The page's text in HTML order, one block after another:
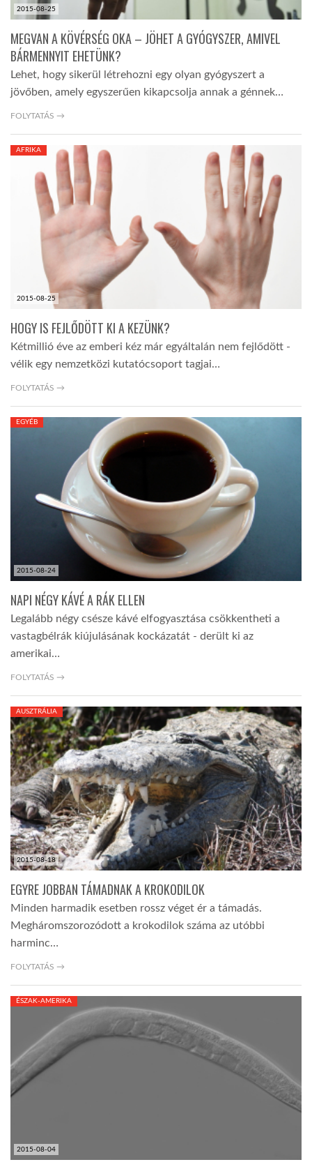
A NAP SZÉPE
LINKTR.EE
DOBRAVERO.HU
LATIMO.HU
GLOBOBOOK
2015-08-25
MEGVAN A KÖVÉRSÉG OKA – JÖHET A GYÓGYSZER, AMIVEL
BÁRMENNYIT EHETÜNK?
Lehet, hogy sikerül létrehozni egy olyan gyógyszert a
jövőben, amely egyszerűen kikapcsolja annak a génnek…
FOLYTATÁS →
2015-08-25
AFRIKA
HOGY IS FEJLŐDÖTT KI A KEZÜNK?
Kétmillió éve az emberi kéz már egyáltalán nem fejlődött -
vélik egy nemzetközi kutatócsoport tagjai…
FOLYTATÁS →
2015-08-24
EGYÉB
NAPI NÉGY KÁVÉ A RÁK ELLEN
Legalább négy csésze kávé elfogyasztása csökkentheti a
vastagbélrák kiújulásának kockázatát - derült ki az
amerikai…
FOLYTATÁS →
2015-08-18
AUSZTRÁLIA
EGYRE JOBBAN TÁMADNAK A KROKODILOK
Minden harmadik esetben rossz véget ér a támadás.
Megháromszorozódott a krokodilok száma az utóbbi
harminc…
FOLYTATÁS →
2015-08-04
ÉSZAK-AMERIKA